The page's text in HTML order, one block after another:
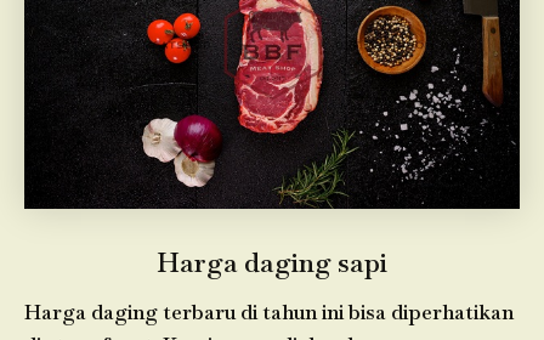
Harga daging sapi
Harga daging terbaru di tahun ini bisa diperhatikan